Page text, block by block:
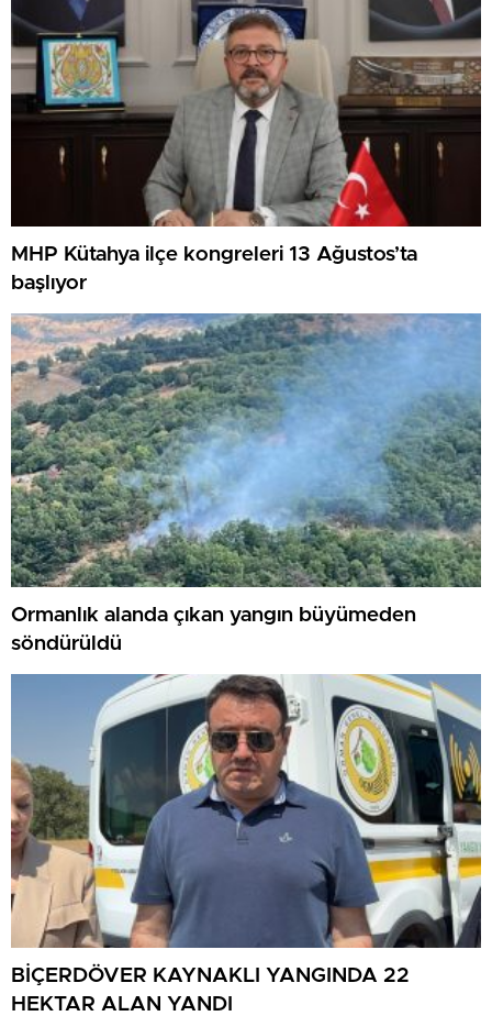
MHP Kütahya ilçe kongreleri 13 Ağustos’ta
başlıyor
Ormanlık alanda çıkan yangın büyümeden
söndürüldü
BİÇERDÖVER KAYNAKLI YANGINDA 22
HEKTAR ALAN YANDI